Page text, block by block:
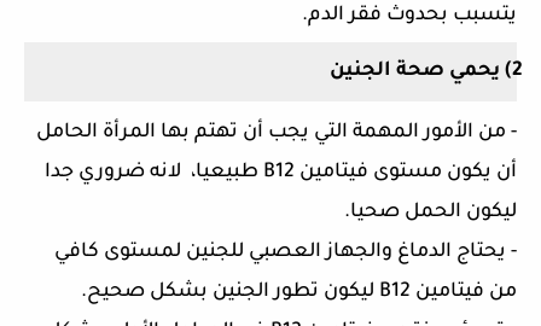
يتسبب بحدوث فقر الدم.
2) يحمي صحة الجنين
- من الأمور المهمة التي يجب أن تهتم بها المرأة الحامل
أن يكون مستوى فيتامين B12 طبيعيا، لانه ضروري جدا
ليكون الحمل صحيا.
- يحتاج الدماغ والجهاز العصبي للجنين لمستوى كافي
من فيتامين B12 ليكون تطور الجنين بشكل صحيح.